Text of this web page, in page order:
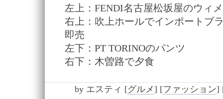
左上：FENDI名古屋松坂屋のウィ
右上：吹上ホールでインポートブ
即売
左下：PT TORINOのパンツ
右下：木曽路で夕食
by エスティ [グルメ] [ファッション]